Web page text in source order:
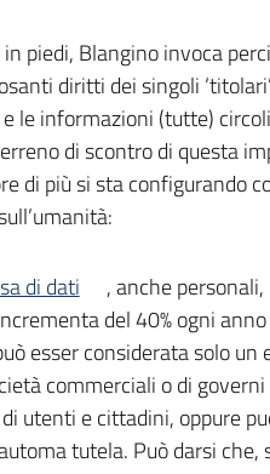
piedi, Blangino invoca
diritti dei singoli
le informazioni (tutte)
di scontro di questa
di più si sta configurando
di dati
, anche
del 40% ogni
esser considerata solo
commerciali o di
utenti e cittadini, oppure
tutela. Può darsi che,